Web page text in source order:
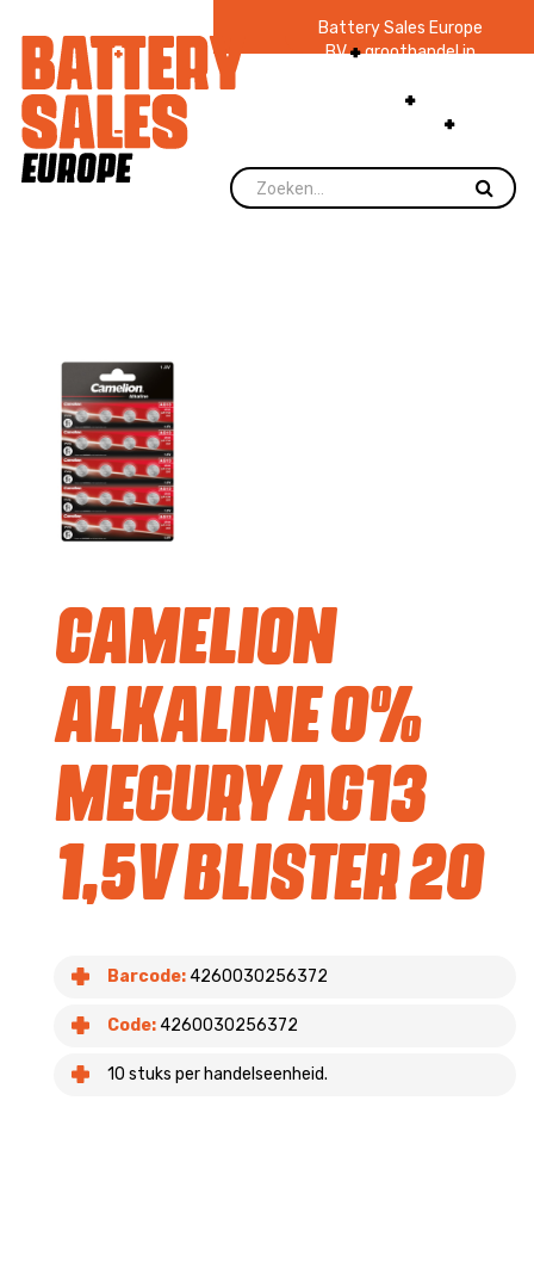
Battery Sales Europe
BV groothandel in
zaklampen Ruim 48
jaar ervaring
voorraad.
Camelion
Alkaline 0%
Mecury AG13
1,5V blister 20
Barcode:4260030256372
Code:4260030256372
10 stuks per handelseenheid.